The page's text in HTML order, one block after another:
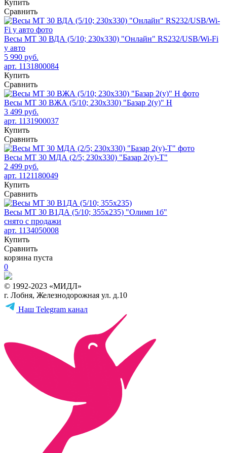
Купить
Сравнить
Весы МТ 30 ВДА (5/10; 230х330) "Онлайн" RS232/USB/Wi-Fi
у авто
5 990 руб.
арт. 1131800084
Купить
Сравнить
Весы МТ 30 ВЖА (5/10; 230х330) "Базар 2(у)" Н
3 499 руб.
арт. 1131900037
Купить
Сравнить
Весы МТ 30 МДА (2/5; 230х330) "Базар 2(у)-Т"
2 499 руб.
арт. 1121180049
Купить
Сравнить
Весы МТ 30 В1ДА (5/10; 355х235) "Олимп 1б"
снято с продажи
арт. 1134050008
Купить
Сравнить
корзина пуста
0
© 1992-2023 «МИДЛ»
г. Лобня, Железнодорожная ул. д.10
Наш Telegram канал